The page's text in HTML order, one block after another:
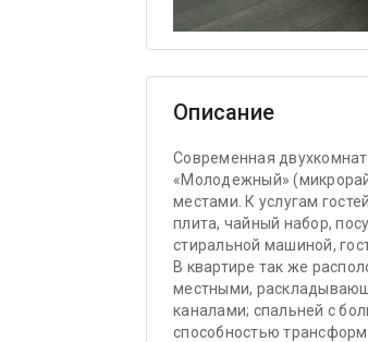
Описание
Современная
«Молодежный»
местами. К услугам
плита, чайный набор,
стиральной машиной,
В квартире так же
местными,
каналами; спальней с
способностью